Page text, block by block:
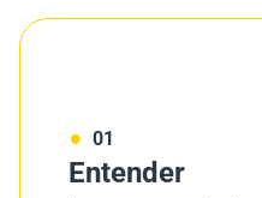
01
Entender